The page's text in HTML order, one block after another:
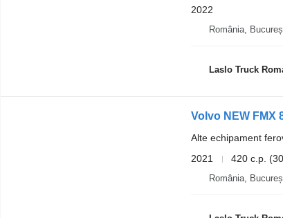
2022
România,
Laslo Truck
Volvo NEW FMX
Alte echipament
2021
420 c.p.
România,